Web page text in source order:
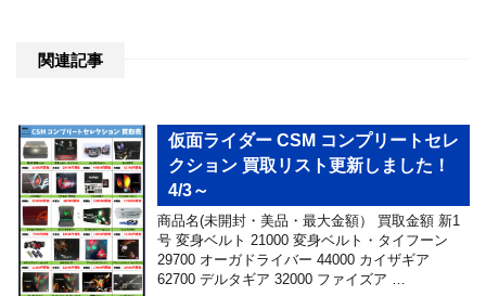
関連記事
仮面ライダー CSM コンプリートセレ
クション 買取リスト更新しました！
4/3～
商品名(未開封・美品・最大金額） 買取金額 新1
号 変身ベルト 21000 変身ベルト・タイフーン
29700 オーガドライバー 44000 カイザギア
62700 デルタギア 32000 ファイズア …